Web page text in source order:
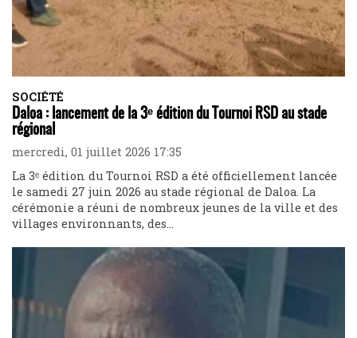
SOCIÉTÉ
Daloa : lancement de la 3ᵉ édition du Tournoi RSD au stade
régional
mercredi, 01 juillet 2026 17:35
La 3ᵉ édition du Tournoi RSD a été officiellement lancée
le samedi 27 juin 2026 au stade régional de Daloa. La
cérémonie a réuni de nombreux jeunes de la ville et des
villages environnants, des...